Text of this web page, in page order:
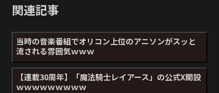
関連記事
当時の音楽番組でオリコン上位のアニソンがスッと
流される雰囲気ｗｗｗ
【連載30周年】「魔法騎士レイアース」の公式X開設
ｗｗｗｗｗｗｗｗｗ